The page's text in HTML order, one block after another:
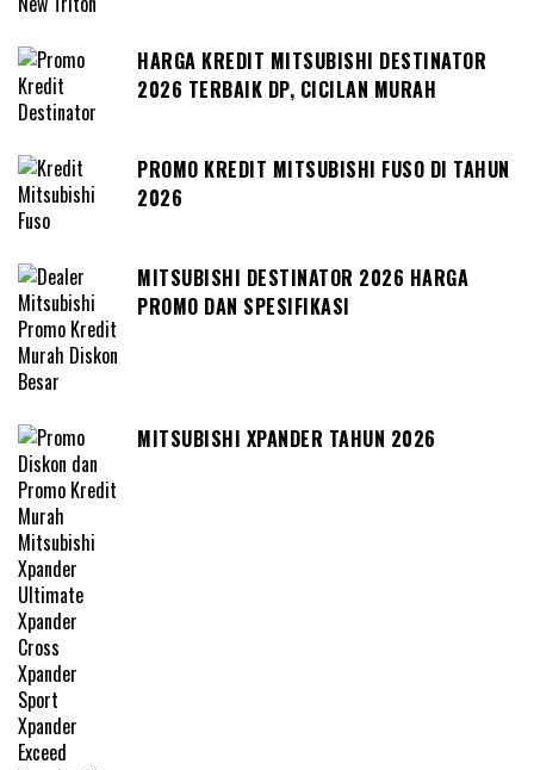
HARGA KREDIT MITSUBISHI DESTINATOR
2026 TERBAIK DP, CICILAN MURAH
PROMO KREDIT MITSUBISHI FUSO DI TAHUN
2026
MITSUBISHI DESTINATOR 2026 HARGA
PROMO DAN SPESIFIKASI
MITSUBISHI XPANDER TAHUN 2026